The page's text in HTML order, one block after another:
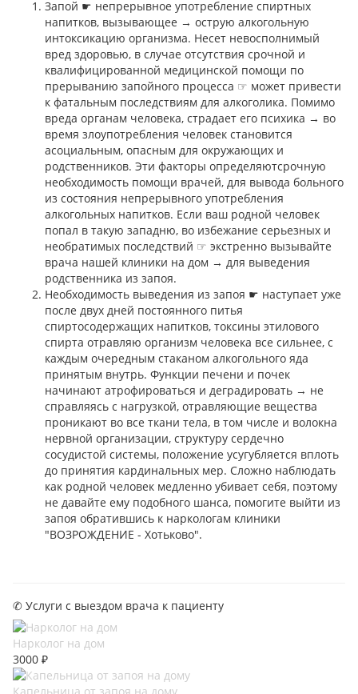
Запой ☛ непрерывное употребление спиртных
напитков, вызывающее → острую алкогольную
интоксикацию организма. Несет невосполнимый
вред здоровью, в случае отсутствия срочной и
квалифицированной медицинской помощи по
прерыванию запойного процесса ☞ может привести
к фатальным последствиям для алкоголика. Помимо
вреда органам человека, страдает его психика → во
время злоупотребления человек становится
асоциальным, опасным для окружающих и
родственников. Эти факторы определяютсрочную
необходимость помощи врачей, для вывода больного
из состояния непрерывного употребления
алкогольных напитков. Если ваш родной человек
попал в такую западню, во избежание серьезных и
необратимых последствий ☞ экстренно вызывайте
врача нашей клиники на дом → для выведения
родственника из запоя.
Необходимость выведения из запоя ☛ наступает уже
после двух дней постоянного питья
спиртосодержащих напитков, токсины этилового
спирта отравляю организм человека все сильнее, с
каждым очередным стаканом алкогольного яда
принятым внутрь. Функции печени и почек
начинают атрофироваться и деградировать → не
справляясь с нагрузкой, отравляющие вещества
проникают во все ткани тела, в том числе и волокна
нервной организации, структуру сердечно
сосудистой системы, положение усугубляется вплоть
до принятия кардинальных мер. Сложно наблюдать
как родной человек медленно убивает себя, поэтому
не давайте ему подобного шанса, помогите выйти из
запоя обратившись к наркологам клиники
"ВОЗРОЖДЕНИЕ - Хотьково".
✆ Услуги с выездом врача к пациенту
Нарколог на дом
3000 ₽